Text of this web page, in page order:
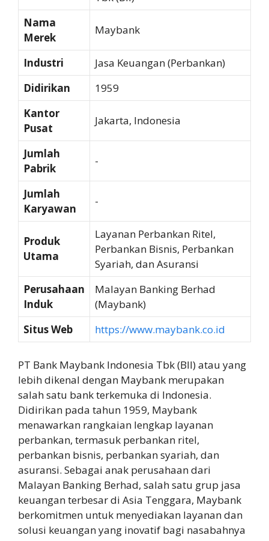
Nama
Merek
Maybank
Industri
Jasa Keuangan (Perbankan)
Didirikan
1959
Kantor
Pusat
Jakarta, Indonesia
Jumlah
Pabrik
-
Jumlah
Karyawan
-
Produk
Utama
Layanan Perbankan Ritel,
Perbankan Bisnis, Perbankan
Syariah, dan Asuransi
Perusahaan
Induk
Malayan Banking Berhad
(Maybank)
Situs Web
https://www.maybank.co.id
PT Bank Maybank Indonesia Tbk (BII) atau yang
lebih dikenal dengan Maybank merupakan
salah satu bank terkemuka di Indonesia.
Didirikan pada tahun 1959, Maybank
menawarkan rangkaian lengkap layanan
perbankan, termasuk perbankan ritel,
perbankan bisnis, perbankan syariah, dan
asuransi. Sebagai anak perusahaan dari
Malayan Banking Berhad, salah satu grup jasa
keuangan terbesar di Asia Tenggara, Maybank
berkomitmen untuk menyediakan layanan dan
solusi keuangan yang inovatif bagi nasabahnya